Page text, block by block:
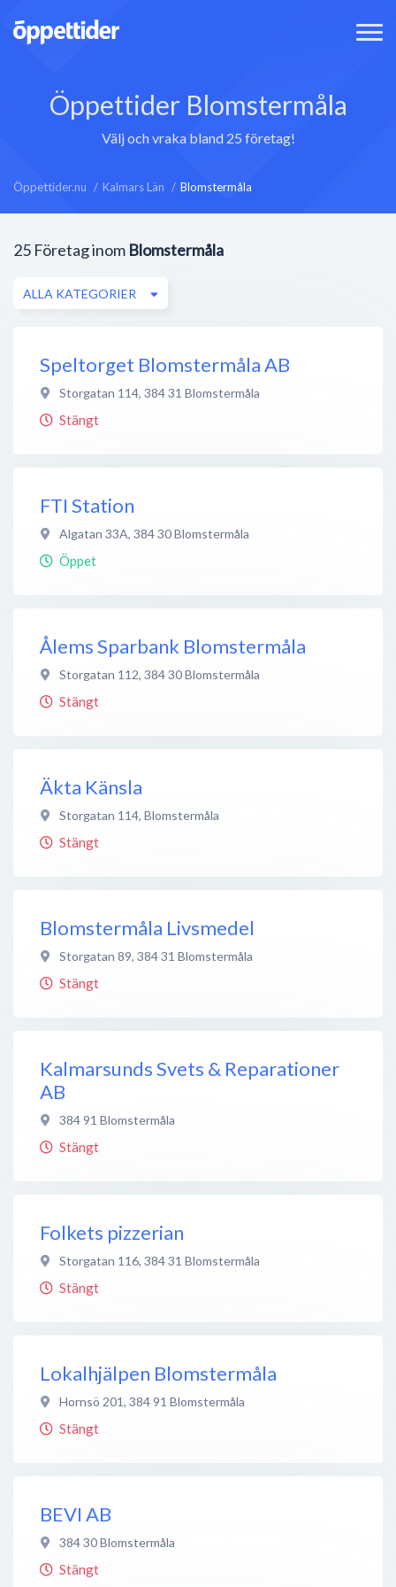
Öppettider Blomstermåla
Välj och vraka bland 25 företag!
Öppettider.nu Kalmars Län Blomstermåla
25 Företag inom Blomstermåla
ALLA KATEGORIER
Speltorget Blomstermåla AB
Storgatan 114, 384 31 Blomstermåla
Stängt
FTI Station
Algatan 33A, 384 30Blomstermåla
Öppet
Ålems Sparbank Blomstermåla
Storgatan 112, 384 30Blomstermåla
Stängt
Äkta Känsla
Storgatan 114, Blomstermåla
Stängt
Blomstermåla Livsmedel
Storgatan 89, 384 31 Blomstermåla
Stängt
Kalmarsunds Svets & Reparationer
AB
384 91 Blomstermåla
Stängt
Folkets pizzerian
Storgatan 116, 384 31 Blomstermåla
Stängt
Lokalhjälpen Blomstermåla
Hornsö 201, 384 91 Blomstermåla
Stängt
BEVI AB
384 30Blomstermåla
Stängt